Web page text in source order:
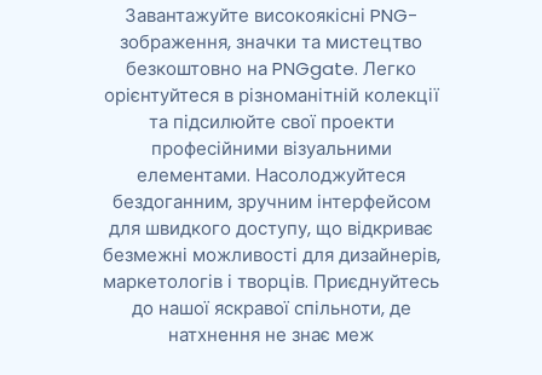
Завантажуйте високоякісні PNG-
зображення, значки та мистецтво
безкоштовно на PNGgate. Легко
орієнтуйтеся в різноманітній колекції
та підсилюйте свої проекти
професійними візуальними
елементами. Насолоджуйтеся
бездоганним, зручним інтерфейсом
для швидкого доступу, що відкриває
безмежні можливості для дизайнерів,
маркетологів і творців. Приєднуйтесь
до нашої яскравої спільноти, де
натхнення не знає меж